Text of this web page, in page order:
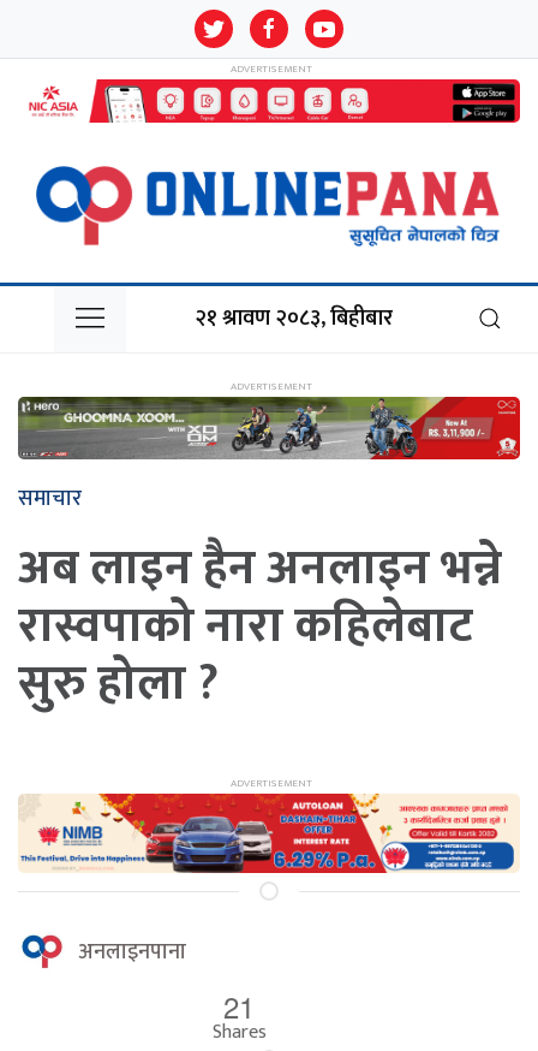
२१ श्रावण २०८३, बिहीबार
समाचार
अब लाइन हैन अनलाइन भन्ने
रास्वपाको नारा कहिलेबाट
सुरु होला ?
अनलाइनपाना
21
Shares